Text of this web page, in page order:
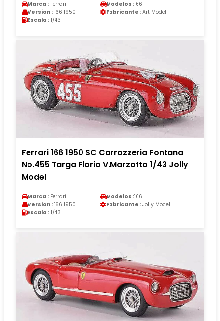
Marca : Ferrari Modelos :166
Version : 166 1950 Fabricante : Art Model
Escala : 1/43
Ferrari 166 1950 SC Carrozzeria Fontana
No.455 Targa Florio V.Marzotto 1/43 Jolly
Model
Marca : Ferrari Modelos :166
Version : 166 1950 Fabricante : Jolly Model
Escala : 1/43